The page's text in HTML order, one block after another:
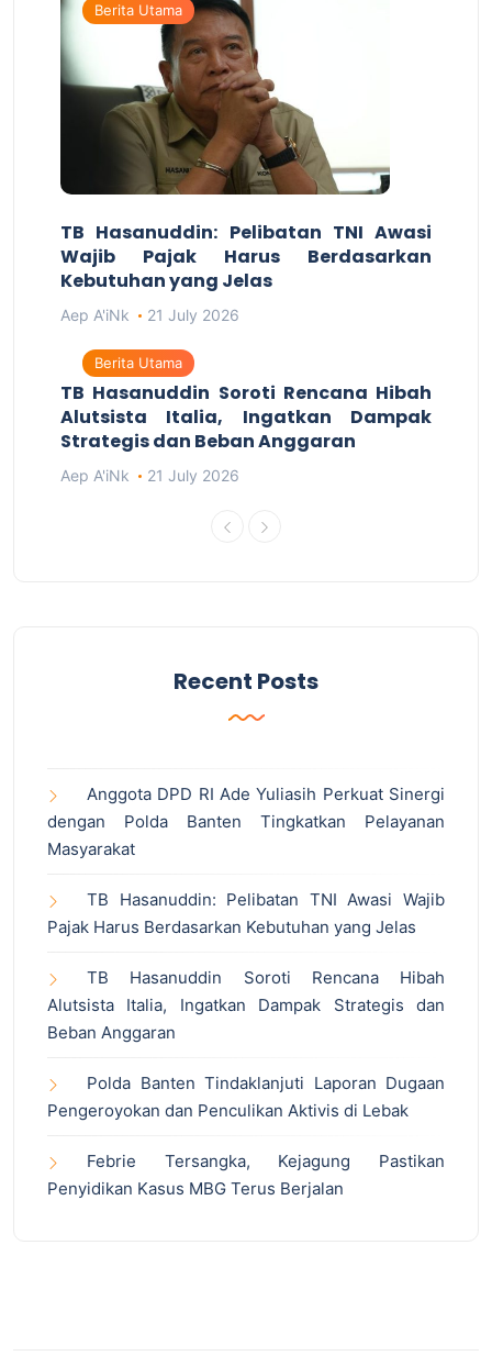
Berita Utama
TB Hasanuddin: Pelibatan TNI Awasi
Wajib Pajak Harus Berdasarkan
Kebutuhan yang Jelas
Aep A'iNk 21 July 2026
Berita Utama
TB Hasanuddin Soroti Rencana Hibah
Alutsista Italia, Ingatkan Dampak
Strategis dan Beban Anggaran
Aep A'iNk 21 July 2026
Recent Posts
Anggota DPD RI Ade Yuliasih Perkuat Sinergi
dengan Polda Banten Tingkatkan Pelayanan
Masyarakat
TB Hasanuddin: Pelibatan TNI Awasi Wajib
Pajak Harus Berdasarkan Kebutuhan yang Jelas
TB Hasanuddin Soroti Rencana Hibah
Alutsista Italia, Ingatkan Dampak Strategis dan
Beban Anggaran
Polda Banten Tindaklanjuti Laporan Dugaan
Pengeroyokan dan Penculikan Aktivis di Lebak
Febrie Tersangka, Kejagung Pastikan
Penyidikan Kasus MBG Terus Berjalan